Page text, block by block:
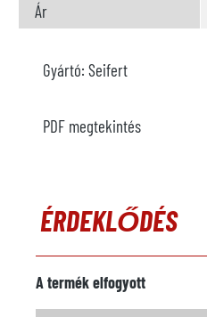
Ár
Gyártó: Seifert
PDF megtekintés
ÉRDEKLŐDÉS
A termék elfogyott